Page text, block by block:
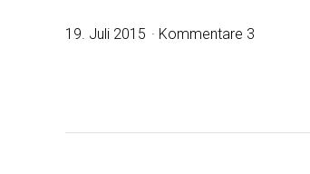
19. Juli 2015 Kommentare 3